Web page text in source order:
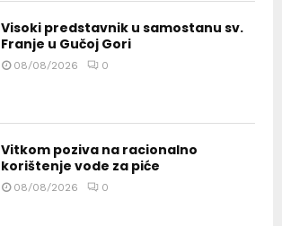
Visoki predstavnik u samostanu sv.
Franje u Gučoj Gori
08/08/2026 0
Vitkom poziva na racionalno
korištenje vode za piće
08/08/2026 0